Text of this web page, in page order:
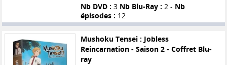
Nb DVD : 3 Nb Blu-Ray : 2 - Nb
épisodes : 12
Mushoku Tensei : Jobless
Reincarnation - Saison 2 - Coffret Blu-
ray